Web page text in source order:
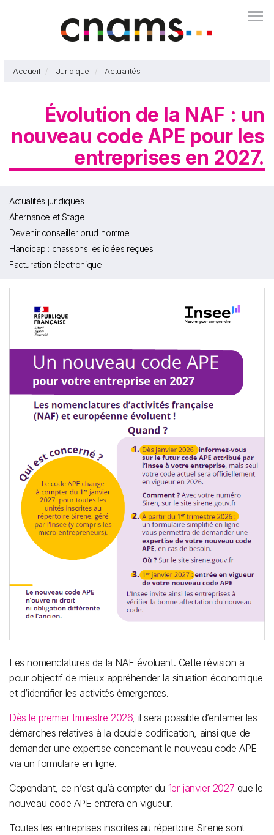
Accueil Juridique Actualités
Évolution de la NAF : un
nouveau code APE pour les
entreprises en 2027.
Actualités juridiques
Alternance et Stage
Devenir conseiller prud'homme
Handicap : chassons les idées reçues
Facturation électronique
Les nomenclatures de la NAF évoluent. Cette révision a
pour objectif de mieux appréhender la situation économique
et d’identifier les activités émergentes.
Dès le premier trimestre 2026, il sera possible d’entamer les
démarches relatives à la double codification, ainsi que de
demander une expertise concernant le nouveau code APE
via un formulaire en ligne.
Cependant, ce n’est qu’à compter du 1er janvier 2027 que le
nouveau code APE entrera en vigueur.
Toutes les entreprises inscrites au répertoire Sirene sont